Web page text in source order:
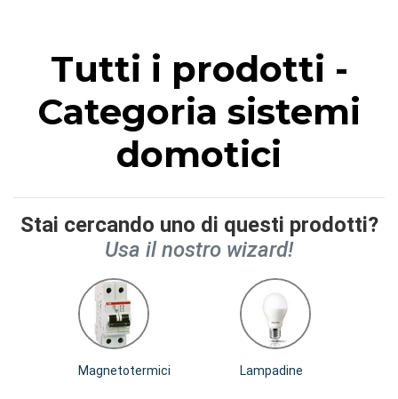
Tutti i prodotti -
Categoria sistemi
domotici
Stai cercando uno di questi prodotti?
Usa il nostro wizard!
Magnetotermici Lampadine